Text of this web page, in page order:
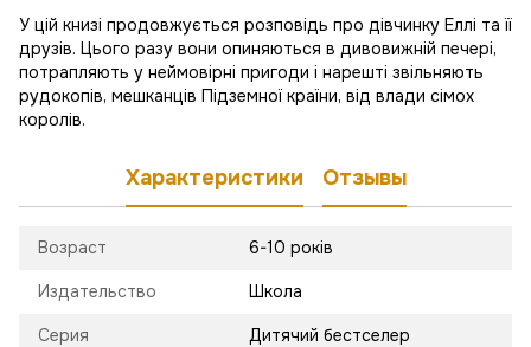
У цій книзі продовжується розповідь про дівчинку Еллі та її
друзів. Цього разу вони опиняються в дивовижній печері,
потрапляють у неймовірні пригоди і нарешті звільняють
рудокопів, мешканців Підземної країни, від влади сімох
королів.
Характеристики Отзывы
Возраст 6-10 років
Издательство Школа
Серия Дитячий бестселер